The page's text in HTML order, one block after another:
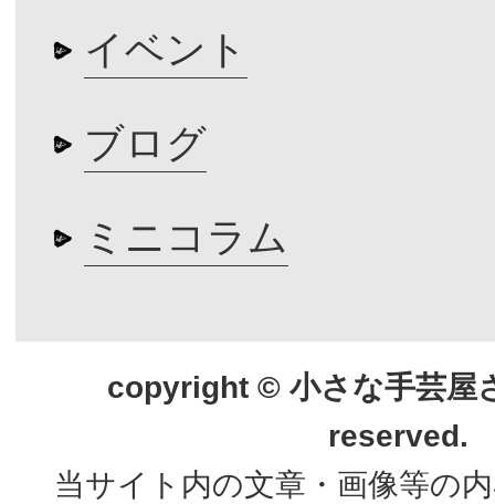
イベント
ブログ
ミニコラム
copyright © 小さな手芸屋
reserved.
当サイト内の文章・画像等の